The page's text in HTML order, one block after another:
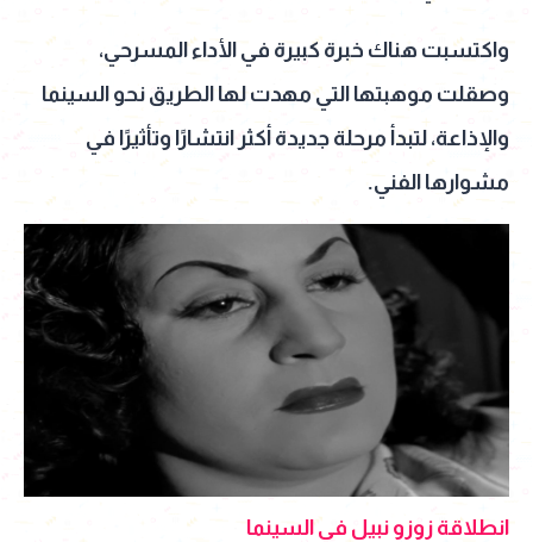
واكتسبت هناك خبرة كبيرة في الأداء المسرحي،
وصقلت موهبتها التي مهدت لها الطريق نحو السينما
والإذاعة، لتبدأ مرحلة جديدة أكثر انتشارًا وتأثيرًا في
مشوارها الفني.
انطلاقة زوزو نبيل في السينما